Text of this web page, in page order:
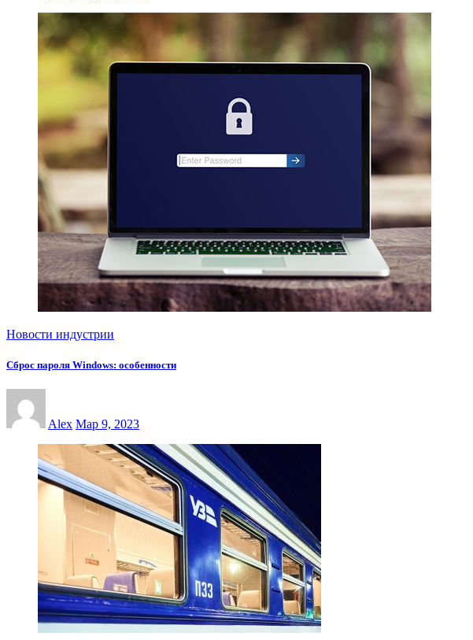
Новости индустрии
Сброс пароля Windows: особенности
Alex Мар 9, 2023